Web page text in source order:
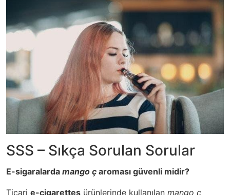
SSS – Sıkça Sorulan Sorular
E-sigaralarda mango ç aroması güvenli midir?
Ticari e-cigarettes ürünlerinde kullanılan mango ç